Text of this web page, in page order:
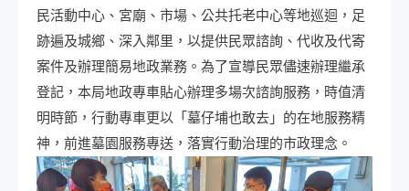
民活動中心、宮廟、市場、公共托老中心等地巡迴，足
跡遍及城鄉、深入鄰里，以提供民眾諮詢、代收及代寄
案件及辦理簡易地政業務。為了宣導民眾儘速辦理繼承
登記，本局地政專車貼心辦理多場次諮詢服務，時值清
明時節，行動專車更以「墓仔埔也敢去」的在地服務精
神，前進墓園服務專送，落實行動治理的市政理念。